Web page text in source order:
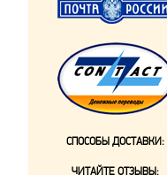
СПОСОБЫ ДОСТАВКИ:
ЧИТАЙТЕ ОТЗЫВЫ: